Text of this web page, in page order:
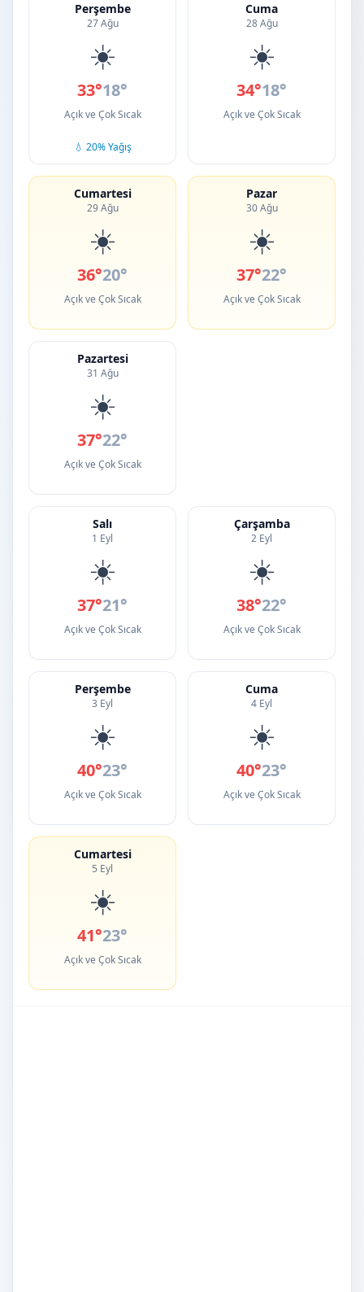
Perşembe
27 Ağu
☀️
33°18°
Açık ve Çok Sıcak
💧 20% Yağış
Cuma
28 Ağu
☀️
34°18°
Açık ve Çok Sıcak
Cumartesi
29 Ağu
☀️
36°20°
Açık ve Çok Sıcak
Pazar
30 Ağu
☀️
37°22°
Açık ve Çok Sıcak
Pazartesi
31 Ağu
☀️
37°22°
Açık ve Çok Sıcak
Salı
1 Eyl
☀️
37°21°
Açık ve Çok Sıcak
Çarşamba
2 Eyl
☀️
38°22°
Açık ve Çok Sıcak
Perşembe
3 Eyl
☀️
40°23°
Açık ve Çok Sıcak
Cuma
4 Eyl
☀️
40°23°
Açık ve Çok Sıcak
Cumartesi
5 Eyl
☀️
41°23°
Açık ve Çok Sıcak